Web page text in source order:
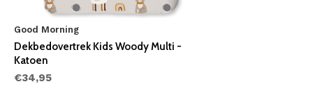
Good Morning
Dekbedovertrek Kids Woody Multi -
Katoen
€34,95